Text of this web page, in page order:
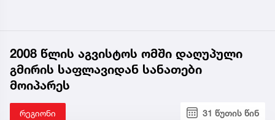
2008 წლის აგვისტოს ომში დაღუპული
გმირის საფლავიდან სანათები
მოიპარეს
რეგიონი 31 წუთის წინ